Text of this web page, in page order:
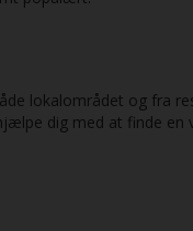
lokalområdet og fra
dig med at finde en